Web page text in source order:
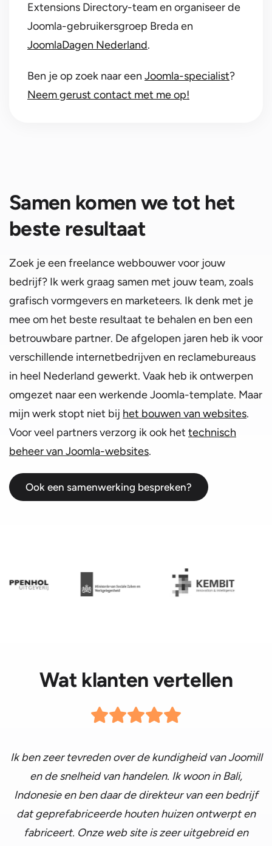
Extensions Directory-team en organiseer de
Joomla-gebruikersgroep Breda en
JoomlaDagen Nederland.
Ben je op zoek naar een Joomla-specialist?
Neem gerust contact met me op!
Samen komen we tot het
beste resultaat
Zoek je een freelance webbouwer voor jouw
bedrijf? Ik werk graag samen met jouw team, zoals
grafisch vormgevers en marketeers. Ik denk met je
mee om het beste resultaat te behalen en ben een
betrouwbare partner. De afgelopen jaren heb ik voor
verschillende internetbedrijven en reclamebureaus
in heel Nederland gewerkt. Vaak heb ik ontwerpen
omgezet naar een werkende Joomla-template. Maar
mijn werk stopt niet bij het bouwen van websites.
Voor veel partners verzorg ik ook het technisch
beheer van Joomla-websites.
Ook een samenwerking bespreken?
Wat klanten vertellen
Ik ben zeer tevreden over de kundigheid van Joomill
en de snelheid van handelen. Ik woon in Bali,
Indonesie en ben daar de direkteur van een bedrijf
dat geprefabriceerde houten huizen ontwerpt en
fabriceert. Onze web site is zeer uitgebreid en